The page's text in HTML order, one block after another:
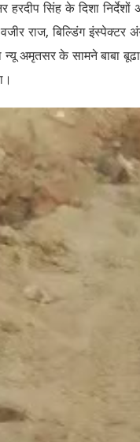
सिंह के दिशा निर्देशों
राज, बिल्डिंग इंस्पेक्टर
अमृतसर के सामने बाबा